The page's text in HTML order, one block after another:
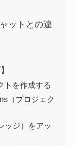
ットとの違
トを作成する
（プロジェク
ッジ）をアッ